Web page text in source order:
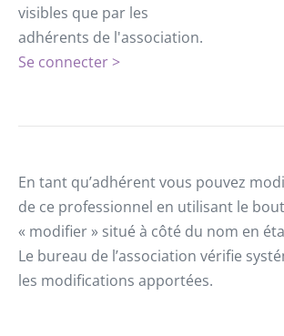
visibles que par les
adhérents de l'association.
Se connecter >
En tant qu’adhérent vous pouvez
de ce professionnel en utilisant le
« modifier » situé à côté du nom en
Le bureau de l’association vérifie
les modifications apportées.